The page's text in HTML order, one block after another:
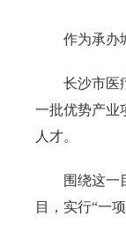
作为承办
长沙市医
一批优势产业
人才。
围绕这一
目，实行“一